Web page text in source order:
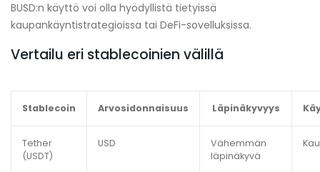
BUSD:n käyttö voi olla hyödyllistä tietyissä
kaupankäyntistrategioissa tai DeFi-sovelluksissa.
Vertailu eri stablecoinien välillä
Stablecoin Arvosidonnaisuus Läpinäkyvyys
Tether
(USDT)
USD
Vähemmän
läpinäkyvä